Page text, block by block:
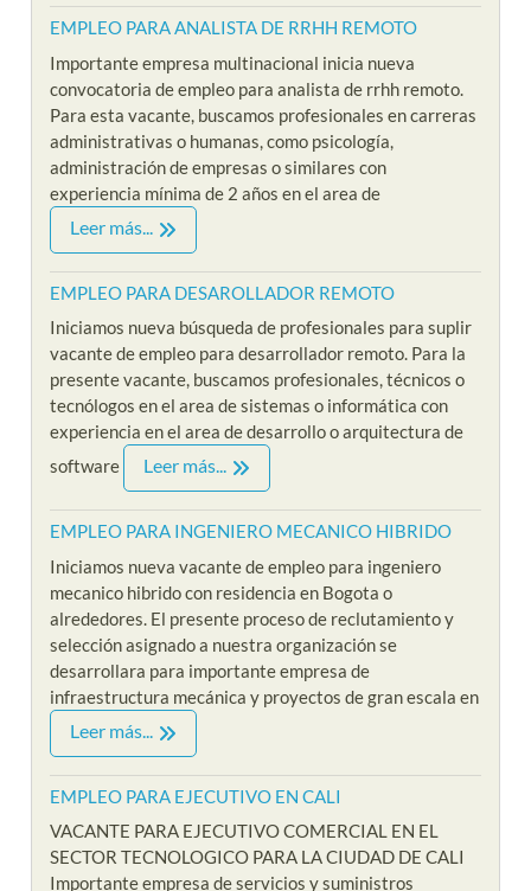
EMPLEO PARA ANALISTA DE RRHH REMOTO
Importante empresa multinacional inicia nueva
convocatoria de empleo para analista de rrhh remoto.
Para esta vacante, buscamos profesionales en carreras
administrativas o humanas, como psicología,
administración de empresas o similares con
experiencia mínima de 2 años en el area de
Leer más...
EMPLEO PARA DESAROLLADOR REMOTO
Iniciamos nueva búsqueda de profesionales para suplir
vacante de empleo para desarrollador remoto. Para la
presente vacante, buscamos profesionales, técnicos o
tecnólogos en el area de sistemas o informática con
experiencia en el area de desarrollo o arquitectura de
software
Leer más...
EMPLEO PARA INGENIERO MECANICO HIBRIDO
Iniciamos nueva vacante de empleo para ingeniero
mecanico hibrido con residencia en Bogota o
alrededores. El presente proceso de reclutamiento y
selección asignado a nuestra organización se
desarrollara para importante empresa de
infraestructura mecánica y proyectos de gran escala en
Leer más...
EMPLEO PARA EJECUTIVO EN CALI
VACANTE PARA EJECUTIVO COMERCIAL EN EL
SECTOR TECNOLOGICO PARA LA CIUDAD DE CALI
Importante empresa de servicios y suministros